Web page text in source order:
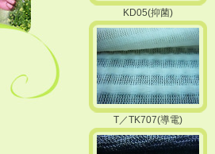
KD05(抑菌)
T／TK707(導電)